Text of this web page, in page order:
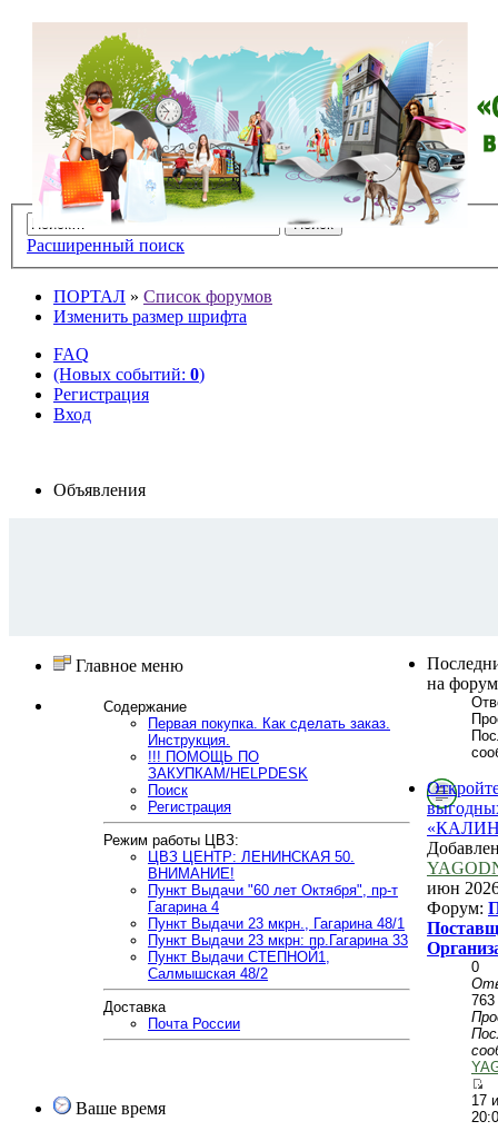
Расширенный поиск
ПОРТАЛ » Список форумов
Изменить размер шрифта
FAQ
(Новых событий: 0)
Регистрация
Вход
Объявления
Главное меню
Содержание
Первая покупка. Как сделать заказ.
Инструкция.
!!! ПОМОЩЬ ПО
ЗАКУПКАМ/HELPDESK
Поиск
Регистрация
Режим работы ЦВЗ:
ЦВЗ ЦЕНТР: ЛЕНИНСКАЯ 50.
ВНИМАНИЕ!
Пункт Выдачи "60 лет Октября", пр-т
Гагарина 4
Пункт Выдачи 23 мкрн., Гагарина 48/1
Пункт Выдачи 23 мкрн: пр.Гагарина 33
Пункт Выдачи СТЕПНОЙ1,
Салмышская 48/2
Доставка
Почта России
Ваше время
на
июн
Форум:
0
763
17